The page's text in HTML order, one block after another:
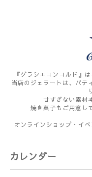
『グラシエコンコルド』
当店のジェラートは、パテ
甘すぎない素材
焼き菓子もご用意し
オンラインショップ・イ
カレンダー